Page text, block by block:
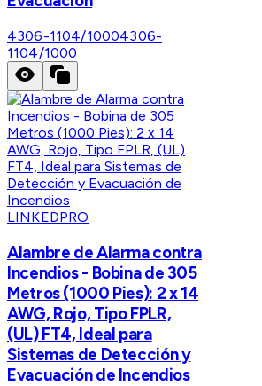
4306-1104/10004306-
1104/1000
LINKEDPRO
Alambre de Alarma contra
Incendios - Bobina de 305
Metros (1000 Pies): 2 x 14
AWG, Rojo, Tipo FPLR,
(UL) FT4, Ideal para
Sistemas de Detección y
Evacuación de Incendios